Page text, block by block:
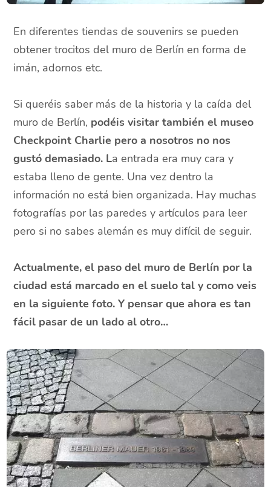
En diferentes tiendas de souvenirs se pueden
obtener trocitos del muro de Berlín en forma de
imán, adornos etc.
Si queréis saber más de la historia y la caída del
muro de Berlín, podéis visitar también el museo
Checkpoint Charlie pero a nosotros no nos
gustó demasiado. La entrada era muy cara y
estaba lleno de gente. Una vez dentro la
información no está bien organizada. Hay muchas
fotografías por las paredes y artículos para leer
pero si no sabes alemán es muy difícil de seguir.
Actualmente, el paso del muro de Berlín por la
ciudad está marcado en el suelo tal y como veis
en la siguiente foto. Y pensar que ahora es tan
fácil pasar de un lado al otro…